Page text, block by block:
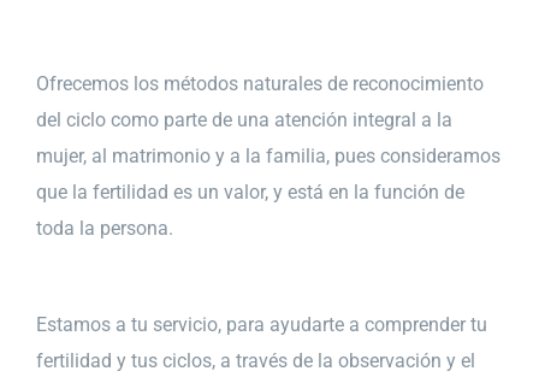
Ofrecemos los métodos naturales de reconocimiento
del ciclo como parte de una atención integral a la
mujer, al matrimonio y a la familia, pues consideramos
que la fertilidad es un valor, y está en la función de
toda la persona.
Estamos a tu servicio, para ayudarte a comprender tu
fertilidad y tus ciclos, a través de la observación y el